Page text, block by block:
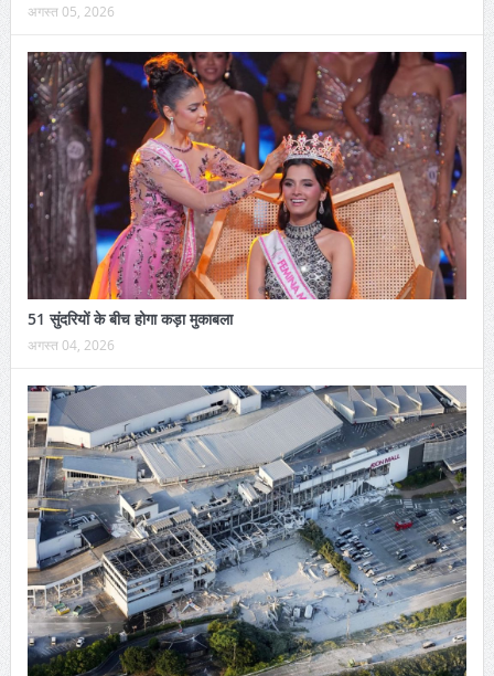
अगस्त 05, 2026
51 सुंदरियों के बीच होगा कड़ा मुकाबला
अगस्त 04, 2026